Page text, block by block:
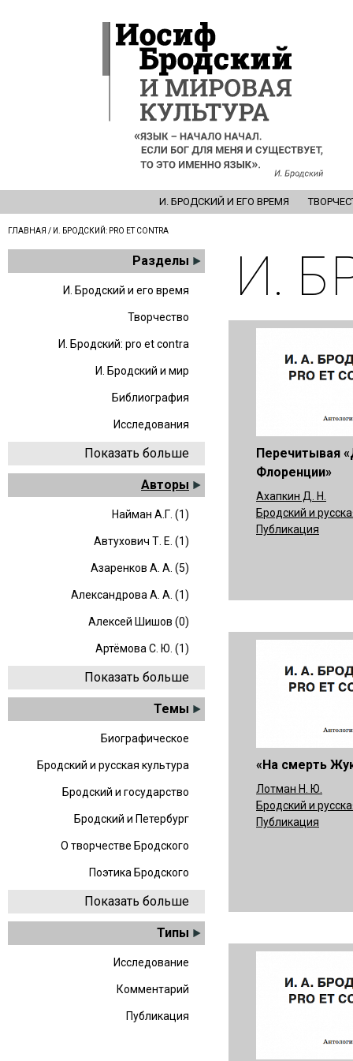
И. БРОДСКИЙ И ЕГО ВРЕМЯ
ГЛАВНАЯ / И. БРОДСКИЙ: PRO ET CONTRA
Разделы
И. Бродский и его время
Творчество
И. Бродский: pro et contra
И. Бродский и мир
Библиография
Исследования
Показать больше
Авторы
Найман А.Г. (1)
Автухович Т. Е. (1)
Азаренков А. А. (5)
Александрова А. А. (1)
Алексей Шишов (0)
Артёмова С. Ю. (1)
Показать больше
Темы
Биографическое
Бродский и русская культура
Бродский и государство
Бродский и Петербург
О творчестве Бродского
Поэтика Бродского
Показать больше
Типы
Исследование
Комментарий
Публикация
И.
Перечитывая
Флоренции»
Ахапкин Д. Н.
Бродский и
Публикация
«На смерть
Лотман Н. Ю.
Бродский и
Публикация